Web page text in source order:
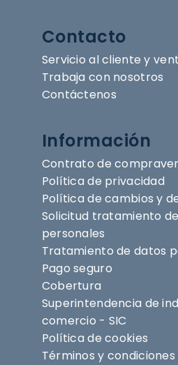
Contacto
Servicio al cliente y
Trabaja con nosotros
Contáctenos
Información
Contrato de
Política de privacidad
Política de cambios y
Solicitud tratamiento
personales
Tratamiento de datos
Pago seguro
Cobertura
Superintendencia de
comercio - SIC
Política de cookies
Términos y